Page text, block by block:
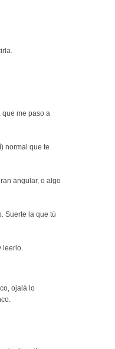
que me paso a
normal que te
angular, o algo
Suerte la que tú
leerlo.
ojalá lo